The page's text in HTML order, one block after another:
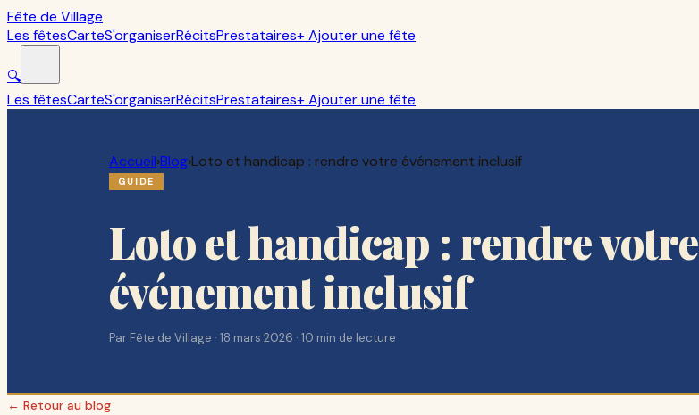
Fête de Village
Les fêtesCarteS'organiserRécitsPrestataires+ Ajouter une fête
🔍
Les fêtesCarteS'organiserRécitsPrestataires+ Ajouter une fête
Accueil›Blog›Loto et handicap : rendre votre événement inclusif
GUIDE
Loto et handicap : rendre votre
événement inclusif
Par Fête de Village · 18 mars 2026 · 10 min de lecture
← Retour au blog